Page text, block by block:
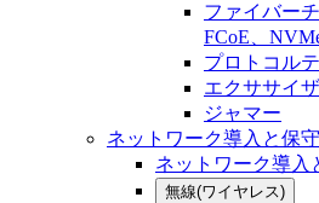
ファイバー
FCoE、
プロトコル
エクササイ
ジャマー
ネットワーク導入と保守
ネットワーク導入
無線(ワイヤレス)